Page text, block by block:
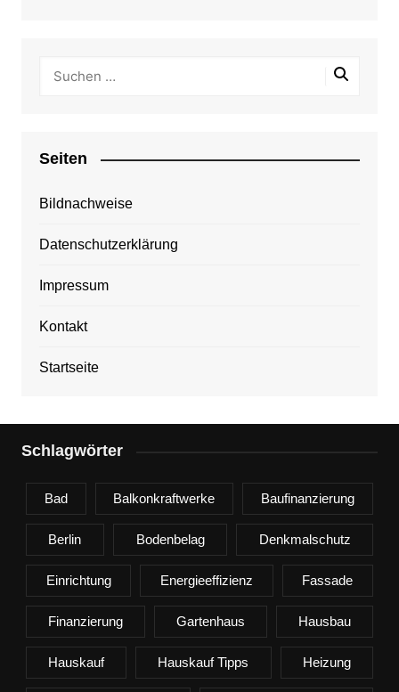
Seiten
Bildnachweise
Datenschutzerklärung
Impressum
Kontakt
Startseite
Schlagwörter
Bad Balkonkraftwerke Baufinanzierung
Berlin Bodenbelag Denkmalschutz
Einrichtung Energieeffizienz Fassade
Finanzierung Gartenhaus Hausbau
Hauskauf Hauskauf Tipps Heizung